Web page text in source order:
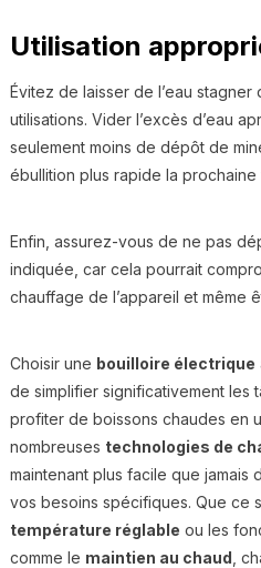
Utilisation
Évitez de laisser de l’eau
utilisations. Vider l’excès d’eau
seulement moins de dépôt de
ébullition plus rapide la prochaine
Enfin, assurez-vous de ne pas
indiquée, car cela pourrait
chauffage de l’appareil et même
Choisir une bouilloire électrique
de simplifier significativement les
profiter de boissons chaudes en
nombreuses technologies de
maintenant plus facile que
vos besoins spécifiques. Que ce
température réglable ou les
comme le maintien au chaud ,